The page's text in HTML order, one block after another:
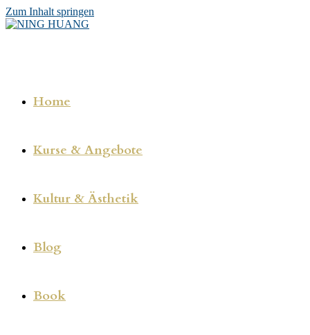
Zum Inhalt springen
Home
Kurse & Angebote
Kultur & Ästhetik
Blog
Book